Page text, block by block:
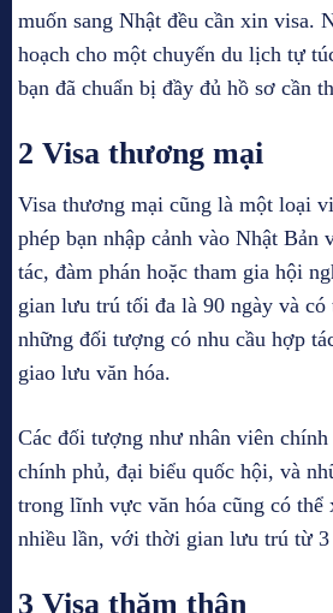
muốn sang Nhật đều cần xin visa.
hoạch cho một chuyến du lịch tự
bạn đã chuẩn bị đầy đủ hồ sơ cần
2 Visa thương mại
Visa thương mại cũng là một loại
phép bạn nhập cảnh vào Nhật Bản
tác, đàm phán hoặc tham gia hội
gian lưu trú tối đa là 90 ngày và có
những đối tượng có nhu cầu hợp
giao lưu văn hóa.
Các đối tượng như nhân viên
chính phủ, đại biểu quốc hội, và
trong lĩnh vực văn hóa cũng có
nhiều lần, với thời gian lưu trú từ 3
3 Visa thăm thân